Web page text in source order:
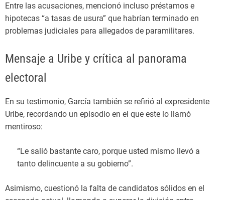
Entre las acusaciones, mencionó incluso préstamos e
hipotecas “a tasas de usura” que habrían terminado en
problemas judiciales para allegados de paramilitares.
Mensaje a Uribe y crítica al panorama
electoral
En su testimonio, García también se refirió al expresidente
Uribe, recordando un episodio en el que este lo llamó
mentiroso:
“Le salió bastante caro, porque usted mismo llevó a
tanto delincuente a su gobierno”.
Asimismo, cuestionó la falta de candidatos sólidos en el